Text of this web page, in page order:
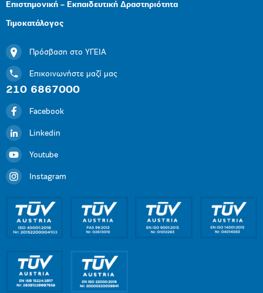
Επιστημονική – Εκπαιδευτική Δραστηριότητα
Τιμοκατάλογος
Πρόσβαση στο ΥΓΕΙΑ
Επικοινωνήστε μαζί μας
210 6867000
Facebook
Linkedin
Youtube
Instagram